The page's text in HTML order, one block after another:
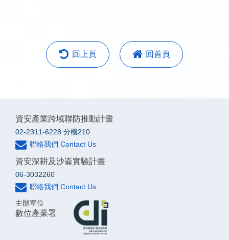
回上頁 回首頁
資安產業跨域聯防推動計畫
02-2311-6228 分機210
聯絡我們 Contact Us
資安深耕及沙崙實驗計畫
06-3032260
聯絡我們 Contact Us
主辦單位
數位產業署